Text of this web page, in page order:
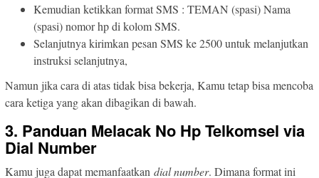
Kemudian ketikkan format SMS : TEMAN (spasi) Nama
(spasi) nomor hp di kolom SMS.
Selanjutnya kirimkan pesan SMS ke 2500 untuk melanjutkan
instruksi selanjutnya,
Namun jika cara di atas tidak bisa bekerja, Kamu tetap bisa mencoba
cara ketiga yang akan dibagikan di bawah.
3. Panduan Melacak No Hp Telkomsel via
Dial Number
Kamu juga dapat memanfaatkan dial number. Dimana format ini